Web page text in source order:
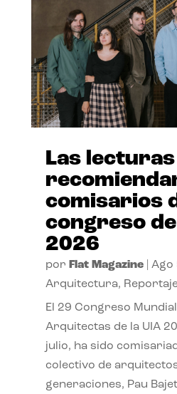
Las
comisarios
congreso
2026
por Flat Magazine| Ago
Arquitectura,
El 29 Congreso
Arquitectas de la UIA
julio, ha sido
colectivo de
generaciones, Pau